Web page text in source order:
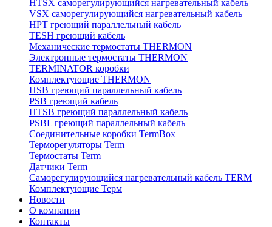
HTSX саморегулирующийся нагревательный кабель
VSX саморегулирующийся нагревательный кабель
НРТ греющий параллельный кабель
TESH греющий кабель
Механические термостаты THERMON
Электронные термостаты THERMON
TERMINATOR коробки
Комплектующие THERMON
HSB греющий параллельный кабель
PSB греющий кабель
HTSB греющий параллельный кабель
PSBL греющий параллельный кабель
Соединительные коробки TermBox
Терморегуляторы Term
Термостаты Term
Датчики Term
Саморегулирующийся нагревательный кабель TERM
Комплектующие Терм
Новости
О компании
Контакты